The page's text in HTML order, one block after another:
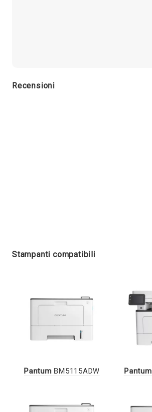
Recensioni
Stampanti compatibili
Pantum BM5115ADW Pantum